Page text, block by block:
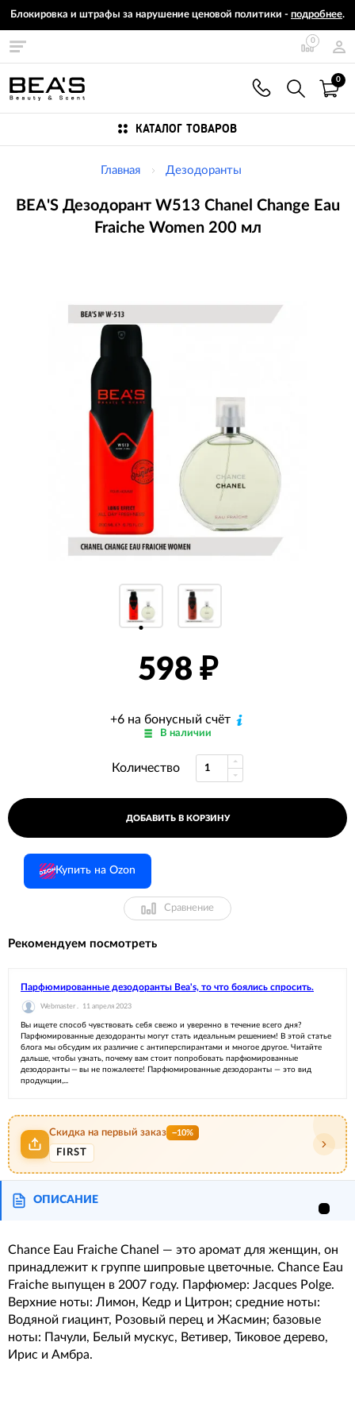
Блокировка и штрафы за нарушение ценовой политики - подробнее.
0
0
КАТАЛОГ ТОВАРОВ
Главная Дезодоранты
BEA'S Дезодорант W513 Chanel Change Eau
Fraiche Women 200 мл
598 ₽
+6 на бонусный счёт
В наличии
Количество
ДОБАВИТЬ В КОРЗИНУ
Купить на Ozon
Сравнение
Рекомендуем посмотреть
Парфюмированные дезодоранты Bea's, то что боялись спросить.
Webmaster . 11 апреля 2023
Вы ищете способ чувствовать себя свежо и уверенно в течение всего дня?
Парфюмированные дезодоранты могут стать идеальным решением! В этой статье
блога мы обсудим их различие с антиперспирантами и многое другое. Читайте
дальше, чтобы узнать, почему вам стоит попробовать парфюмированные
дезодоранты — вы не пожалеете! Парфюмированные дезодоранты — это вид
продукции,...
Скидка на первый заказ −10%
FIRST
ОПИСАНИЕ
Chance Eau Fraiche Chanel — это аромат для женщин, он
принадлежит к группе шипровые цветочные. Chance Eau
Fraiche выпущен в 2007 году. Парфюмер: Jacques Polge.
Верхние ноты: Лимон, Кедр и Цитрон; средние ноты:
Водяной гиацинт, Розовый перец и Жасмин; базовые
ноты: Пачули, Белый мускус, Ветивер, Тиковое дерево,
Ирис и Амбра.